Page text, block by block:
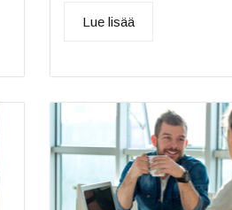
Lue lisää